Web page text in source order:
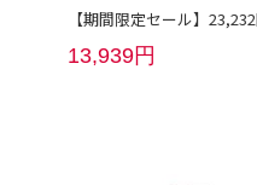
【期間限定セール】
13,939円